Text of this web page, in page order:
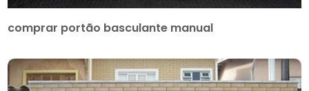
comprar portão basculante manual